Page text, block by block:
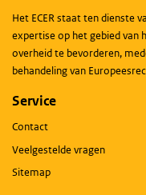
Het ECER staat ten dienste
expertise op het gebied van
overheid te bevorderen,
behandeling van
Service
Contact
Veelgestelde vragen
Sitemap